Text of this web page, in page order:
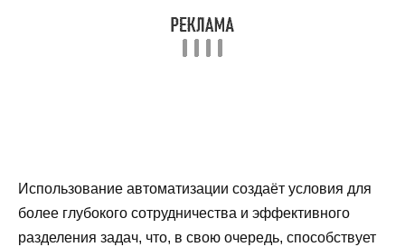
Использование автоматизации создаёт условия для
более глубокого сотрудничества и эффективного
разделения задач, что, в свою очередь, способствует